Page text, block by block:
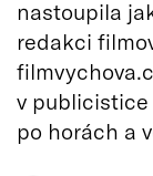
nastoupila
redakci
v publicistice
po horách a